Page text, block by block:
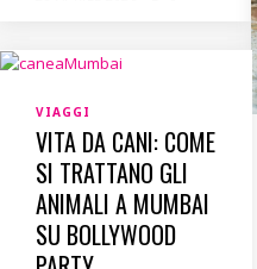
VIAGGI
VITA DA CANI: COME
SI TRATTANO GLI
ANIMALI A MUMBAI
SU BOLLYWOOD